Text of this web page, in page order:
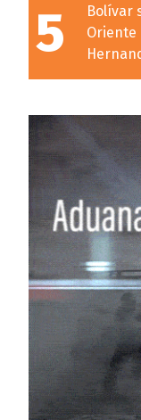
5
Bolívar
Oriente